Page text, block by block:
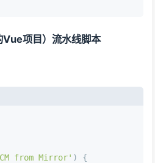
项目）流水线脚本
from Mirror' ) {